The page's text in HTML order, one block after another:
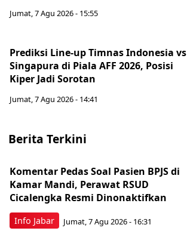
Jumat, 7 Agu 2026 - 15:55
Prediksi Line-up Timnas Indonesia vs
Singapura di Piala AFF 2026, Posisi
Kiper Jadi Sorotan
Jumat, 7 Agu 2026 - 14:41
Berita Terkini
Info Jabar
Komentar Pedas Soal Pasien BPJS di
Kamar Mandi, Perawat RSUD
Cicalengka Resmi Dinonaktifkan
Jumat, 7 Agu 2026 - 16:31